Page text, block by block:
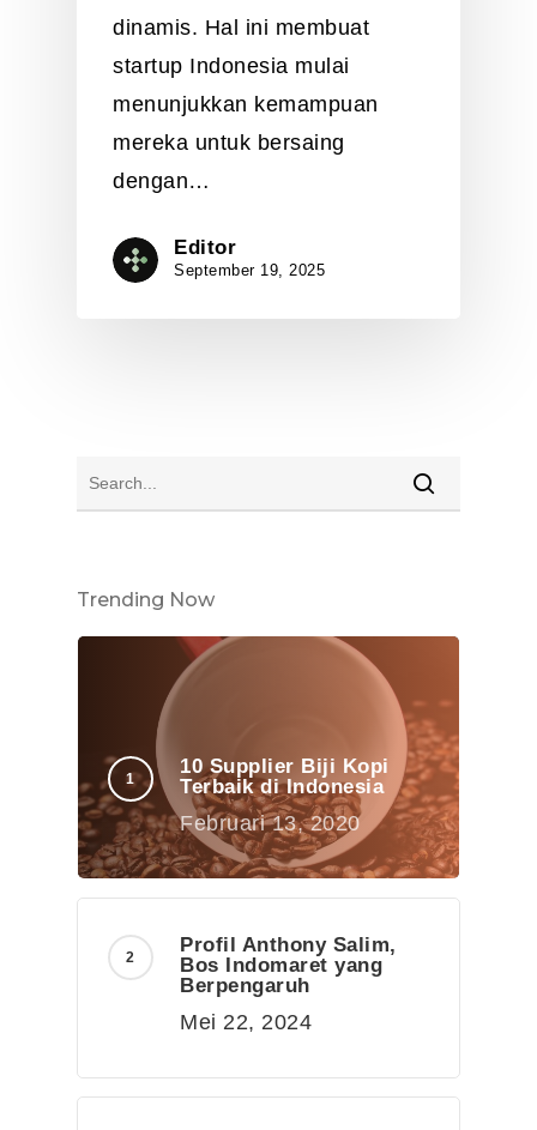
dinamis. Hal ini membuat
startup Indonesia mulai
menunjukkan kemampuan
mereka untuk bersaing
dengan…
Editor
September 19, 2025
Trending Now
10 Supplier Biji Kopi
Terbaik di Indonesia
Februari 13, 2020
Profil Anthony Salim,
Bos Indomaret yang
Berpengaruh
Mei 22, 2024